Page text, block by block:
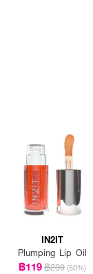
IN2IT
Plumping Lip Oil
฿119฿239 (50%)